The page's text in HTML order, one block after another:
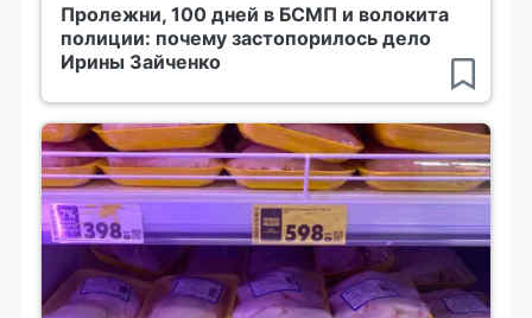
Пролежни, 100 дней в БСМП и волокита
полиции: почему застопорилось дело
Ирины Зайченко